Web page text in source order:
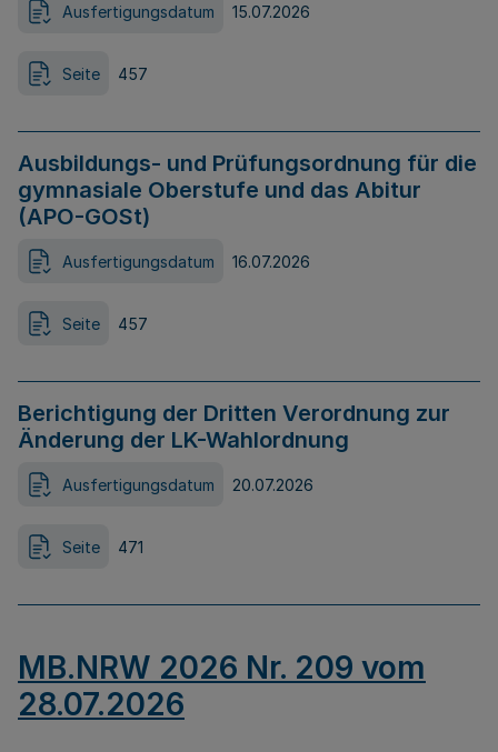
Ausfertigungsdatum 15.07.2026
Seite 457
Ausbildungs- und Prüfungsordnung für die
gymnasiale Oberstufe und das Abitur
(APO-GOSt)
Ausfertigungsdatum 16.07.2026
Seite 457
Berichtigung der Dritten Verordnung zur
Änderung der LK-Wahlordnung
Ausfertigungsdatum 20.07.2026
Seite 471
MB.NRW 2026 Nr. 209 vom
28.07.2026